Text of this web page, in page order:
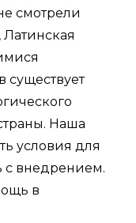
смотрели
существует
Наша
условия для
с внедрением.
в